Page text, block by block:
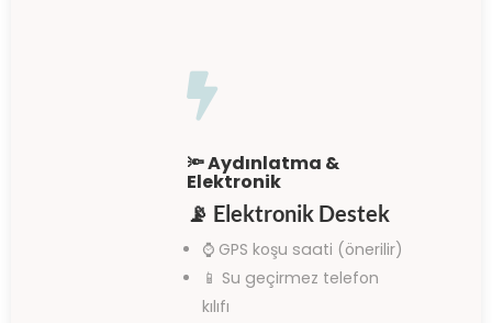

🔦 Aydınlatma &
Elektronik
📡 Elektronik Destek
⌚ GPS koşu saati (önerilir)
📱 Su geçirmez telefon
kılıfı